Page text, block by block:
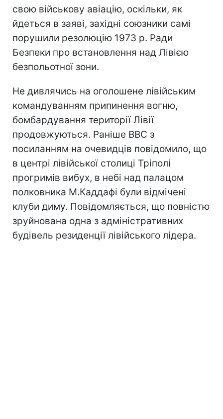
свою військову авіацію, оскільки, як
йдеться в заяві, західні союзники самі
порушили резолюцію 1973 р. Ради
Безпеки про встановлення над Лівією
безпольотної зони.
Не дивлячись на оголошене лівійським
командуванням припинення вогню,
бомбардування території Лівії
продовжуються. Раніше ВВС з
посиланням на очевидців повідомило, що
в центрі лівійської столиці Тріполі
прогримів вибух, в небі над палацом
полковника М.Каддафі були відмічені
клуби диму. Повідомляється, що повністю
зруйнована одна з адміністративних
будівель резиденції лівійського лідера.